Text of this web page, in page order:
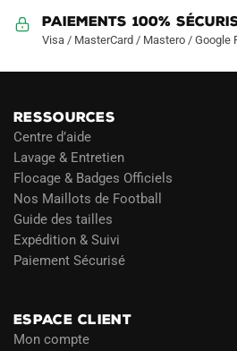
Paiements 100%
Visa / MasterCard / Mastero / Google
RESSOURCES
Centre d’aide
Lavage & Entretien
Flocage & Badges Officiels
Nos Maillots de Football
Guide des tailles
Expédition & Suivi
Paiement Sécurisé
ESPACE CLIENT
Mon compte